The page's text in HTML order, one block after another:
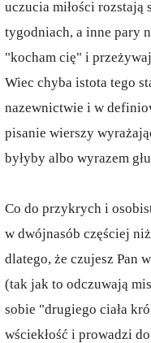
uczucia miłości rozstają
tygodniach, a inne pary
"kocham cię" i
Wiec chyba istota tego
nazewnictwie i w
pisanie wierszy
byłyby albo wyrazem
Co do przykrych i
w dwójnasób częściej
dlatego, że czujesz Pan
(tak jak to odczuwają
sobie "drugiego ciała
wściekłość i prowadzi